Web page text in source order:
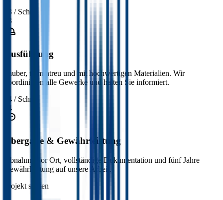
03 / Schritt
03
Ausführung
Sauber, termintreu und mit hochwertigen Materialien. Wir
koordinieren alle Gewerke und halten Sie informiert.
04 / Schritt
04
Übergabe & Gewährleistung
Abnahme vor Ort, vollständige Dokumentation und fünf Jahre
Gewährleistung auf unsere Arbeit.
Projekt starten